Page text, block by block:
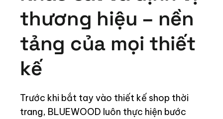
thương hiệu – nền
tảng của mọi thiết
kế
Trước khi bắt tay vào thiết kế shop thời
trang, BLUEWOOD luôn thực hiện bước